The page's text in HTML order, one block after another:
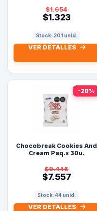
$1.654
$1.323
Stock: 201 unid.
VER DETALLES
-20%
Chocobreak Cookies And
Cream Paq.x 30u.
$9.446
$7.557
Stock: 44 unid.
VER DETALLES